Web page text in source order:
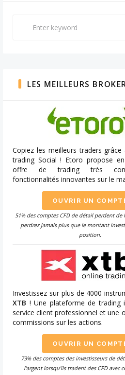
LES MEILLEURS
Copiez les meilleurs traders grâce
trading Social ! Etoro propose
offre de trading très
fonctionnalités innovantes sur le
OUVRIR UN
51% des comptes CFD de détail perdent de
perdrez jamais plus que le montant
position.
Investissez sur plus de 4000
XTB ! Une plateforme de trading
service client professionnel et une
commissions sur les actions.
OUVRIR UN
73% des comptes des investisseurs de
l'argent lorsqu'ils tradent des CFD avec